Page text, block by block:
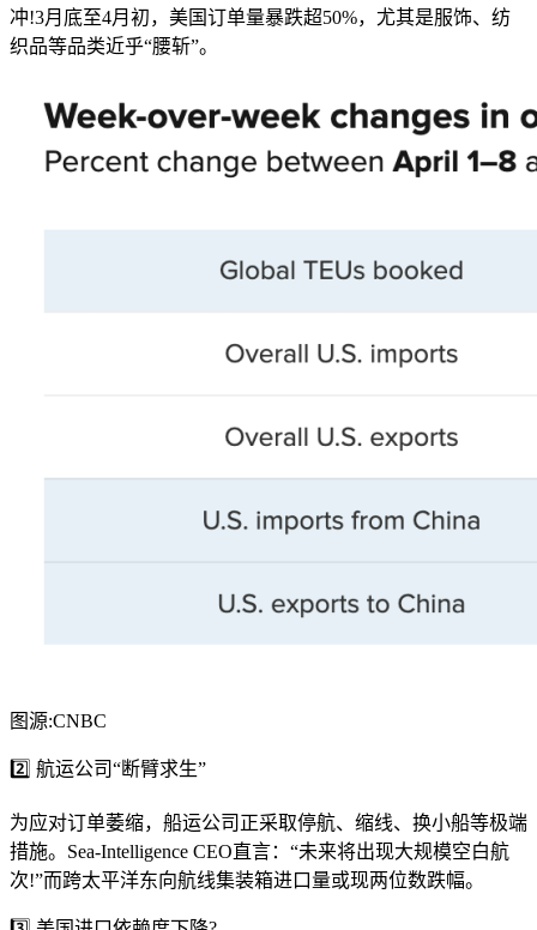
冲!3月底至4月初，美国订单量暴跌超50%，尤其是服饰、纺
织品等品类近乎“腰斩”。
图源:CNBC
2️⃣ 航运公司“断臂求生”
为应对订单萎缩，船运公司正采取停航、缩线、换小船等极端
措施。Sea-Intelligence CEO直言：“未来将出现大规模空白航
次!”而跨太平洋东向航线集装箱进口量或现两位数跌幅。